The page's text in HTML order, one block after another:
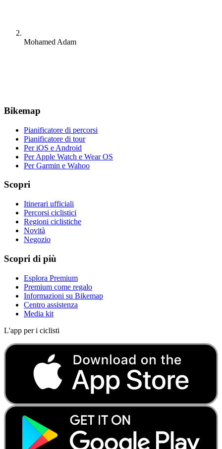
Mohamed Adam
Bikemap
Pianificatore di percorsi
Pianificatore di tour
Per iOS e Android
Per Apple Watch e Wear OS
Per Garmin e Wahoo
Scopri
Itinerari ufficiali
Percorsi ciclistici
Regioni ciclistiche
Novità
Negozio
Scopri di più
Esplora Premium
Premium come regalo
Informazioni su Bikemap
Centro assistenza
Media kit
L'app per i ciclisti